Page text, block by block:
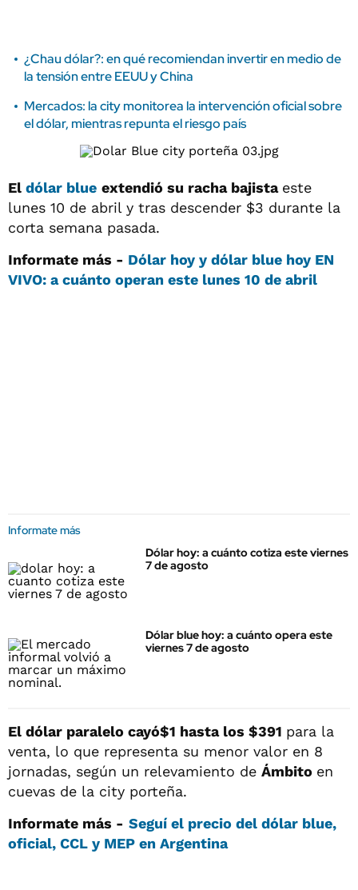
¿Chau dólar?: en qué recomiendan invertir en medio de
la tensión entre EEUU y China
Mercados: la city monitorea la intervención oficial sobre
el dólar, mientras repunta el riesgo país
El dólar blue extendió su racha bajista este
lunes 10 de abril y tras descender $3 durante la
corta semana pasada.
Informate más - Dólar hoy y dólar blue hoy EN
VIVO: a cuánto operan este lunes 10 de abril
Informate más
Dólar hoy: a cuánto cotiza este viernes
7 de agosto
Dólar blue hoy: a cuánto opera este
viernes 7 de agosto
El dólar paralelo cayó$1 hasta los $391 para la
venta, lo que representa su menor valor en 8
jornadas, según un relevamiento de Ámbito en
cuevas de la city porteña.
Informate más - Seguí el precio del dólar blue,
oficial, CCL y MEP en Argentina